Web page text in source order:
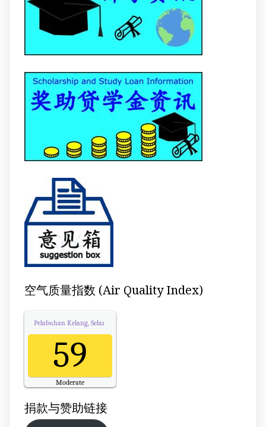
空气质量指数 (Air Quality Index)
Pelabuhan Kelang, Selangor
59
Moderate
Updated on Thursday 13:00
捐款与赞助链接